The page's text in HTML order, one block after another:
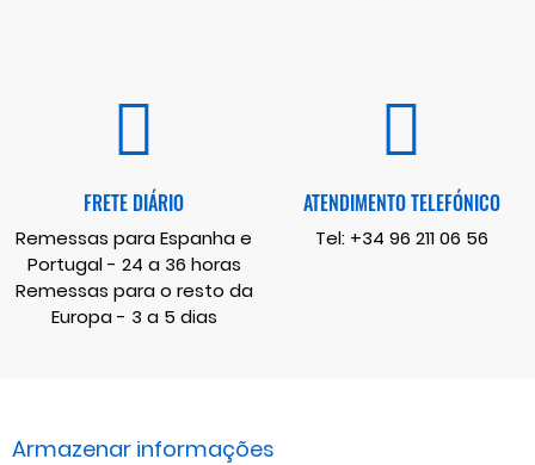
FRETE DIÁRIO
Remessas para Espanha e
Portugal - 24 a 36 horas
Remessas para o resto da
Europa - 3 a 5 dias
ATENDIMENTO TELEFÓNICO
Tel: +34 96 211 06 56
Armazenar informações